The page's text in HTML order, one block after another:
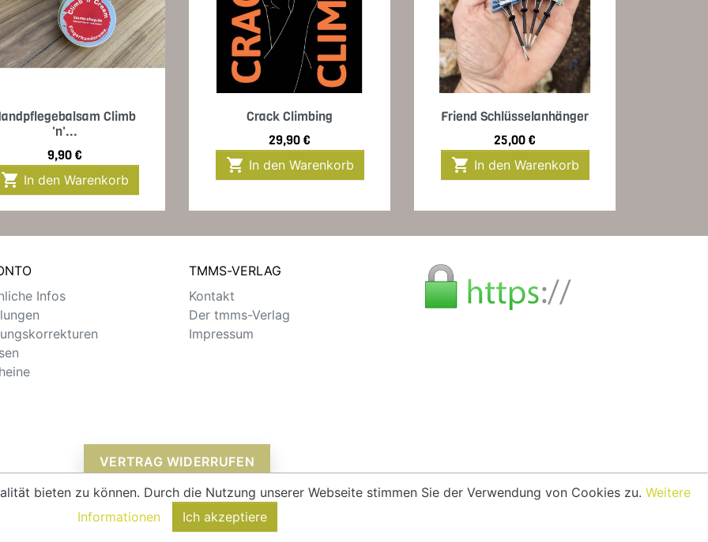
 Vorschau
Climb
'n'...
Preis
9,90 €
 In den Warenkorb
Vorschau
Crack Climbing
Preis
29,90 €
 In den Warenkorb
Vorschau
Friend Schlüsselanhänger
Preis
25,00 €
 In den Warenkorb
Infos
TMMS-VERLAG
Kontakt
Der tmms-Verlag
Impressum
VERTRAG WIDERRUFEN
© 2026 - tmms-verlag
bieten zu können. Durch die Nutzung unserer Webseite stimmen Sie der Verwendung von Cookies zu. Weitere
Informationen
Ich akzeptiere